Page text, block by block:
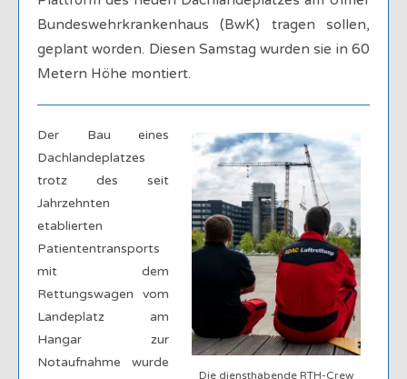
Bundeswehrkrankenhaus (BwK) tragen sollen,
geplant worden. Diesen Samstag wurden sie in 60
Metern Höhe montiert.
Die diensthabende RTH-Crew
Der Bau eines
Dachlandeplatzes
trotz des seit
Jahrzehnten
etablierten
Patiententransports
mit dem
Rettungswagen vom
Landeplatz am
Hangar zur
Notaufnahme wurde